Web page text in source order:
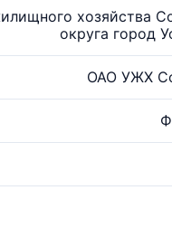
хозяйства
округа город
ОАО УЖХ